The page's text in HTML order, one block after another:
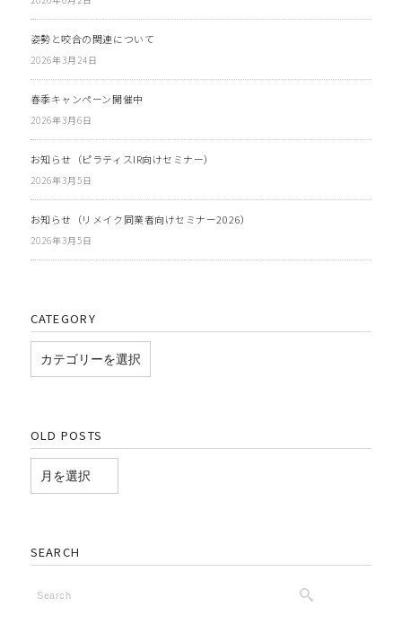
姿勢と咬合の関連について
2026年3月24日
春季キャンペーン開催中
2026年3月6日
お知らせ（ピラティスIR向けセミナー）
2026年3月5日
お知らせ（リメイク同業者向けセミナー2026）
2026年3月5日
CATEGORY
OLD POSTS
SEARCH